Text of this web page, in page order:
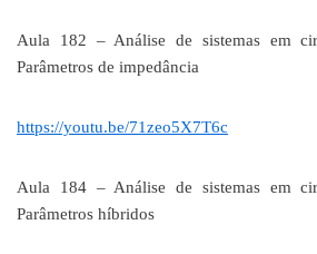
Aula 182 – Análise de sistemas em
Parâmetros de impedância
https://youtu.be/71zeo5X7T6c
Aula 184 – Análise de sistemas em
Parâmetros híbridos